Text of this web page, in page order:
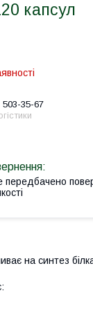
капсул
503-35-67
передбачено
на синтез